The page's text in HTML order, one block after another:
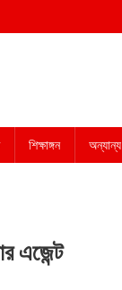
শিক্ষাঙ্গন অন্যান্য
এজেন্ট